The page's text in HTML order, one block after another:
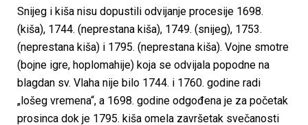
Snijeg i kiša nisu dopustili odvijanje procesije 1698.
(kiša), 1744. (neprestana kiša), 1749. (snijeg), 1753.
(neprestana kiša) i 1795. (neprestana kiša). Vojne smotre
(bojne igre, hoplomahije) koja se odvijala popodne na
blagdan sv. Vlaha nije bilo 1744. i 1760. godine radi
„lošeg vremena“, a 1698. godine odgođena je za početak
prosinca dok je 1795. kiša omela završetak svečanosti